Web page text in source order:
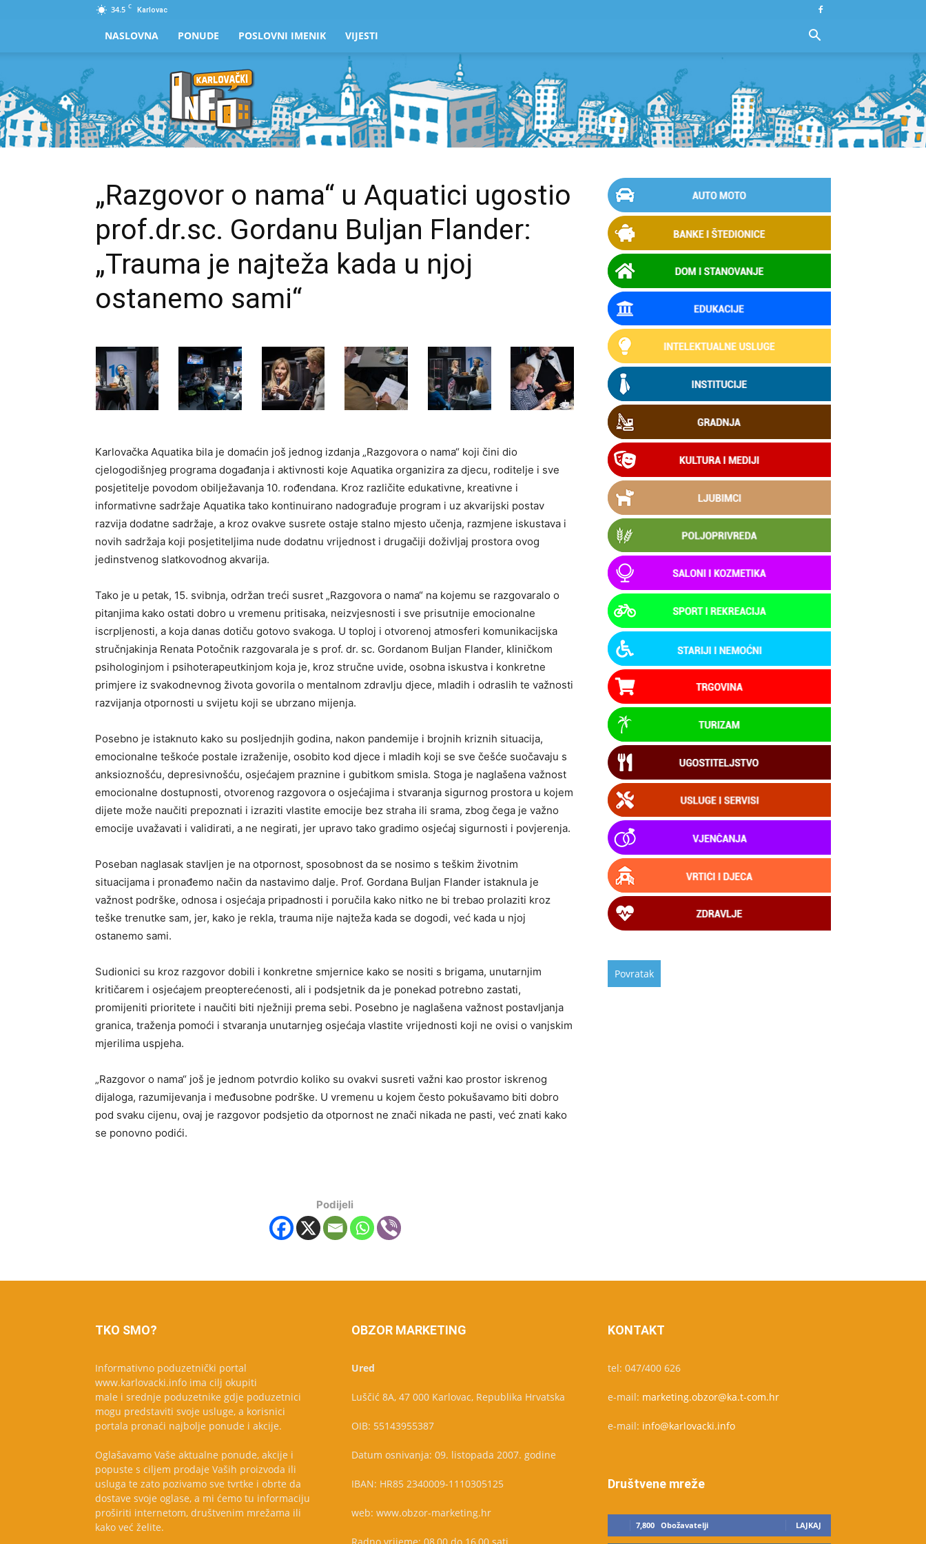
34.5 C Karlovac
NASLOVNA PONUDE POSLOVNI IMENIK VIJESTI
Karlovački
„Razgovor o nama“ u Aquatici ugostio
prof.dr.sc. Gordanu Buljan Flander:
„Trauma je najteža kada u njoj
ostanemo sami“
Karlovačka Aquatika bila je domaćin još jednog izdanja „Razgovora o nama“ koji čini dio
cjelogodišnjeg programa događanja i aktivnosti koje Aquatika organizira za djecu, roditelje i sve
posjetitelje povodom obilježavanja 10. rođendana. Kroz različite edukativne, kreativne i
informativne sadržaje Aquatika tako kontinuirano nadograđuje program i uz akvarijski postav
razvija dodatne sadržaje, a kroz ovakve susrete ostaje stalno mjesto učenja, razmjene iskustava i
novih sadržaja koji posjetiteljima nude dodatnu vrijednost i drugačiji doživljaj prostora ovog
jedinstvenog slatkovodnog akvarija.
Tako je u petak, 15. svibnja, održan treći susret „Razgovora o nama“ na kojemu se razgovaralo o
pitanjima kako ostati dobro u vremenu pritisaka, neizvjesnosti i sve prisutnije emocionalne
iscrpljenosti, a koja danas dotiču gotovo svakoga. U toploj i otvorenoj atmosferi komunikacijska
stručnjakinja Renata Potočnik razgovarala je s prof. dr. sc. Gordanom Buljan Flander, kliničkom
psihologinjom i psihoterapeutkinjom koja je, kroz stručne uvide, osobna iskustva i konkretne
primjere iz svakodnevnog života govorila o mentalnom zdravlju djece, mladih i odraslih te važnosti
razvijanja otpornosti u svijetu koji se ubrzano mijenja.
Posebno je istaknuto kako su posljednjih godina, nakon pandemije i brojnih kriznih situacija,
emocionalne teškoće postale izraženije, osobito kod djece i mladih koji se sve češće suočavaju s
anksioznošću, depresivnošću, osjećajem praznine i gubitkom smisla. Stoga je naglašena važnost
emocionalne dostupnosti, otvorenog razgovora o osjećajima i stvaranja sigurnog prostora u kojem
dijete može naučiti prepoznati i izraziti vlastite emocije bez straha ili srama, zbog čega je važno
emocije uvažavati i validirati, a ne negirati, jer upravo tako gradimo osjećaj sigurnosti i povjerenja.
Poseban naglasak stavljen je na otpornost, sposobnost da se nosimo s teškim životnim
situacijama i pronađemo način da nastavimo dalje. Prof. Gordana Buljan Flander istaknula je
važnost podrške, odnosa i osjećaja pripadnosti i poručila kako nitko ne bi trebao prolaziti kroz
teške trenutke sam, jer, kako je rekla, trauma nije najteža kada se dogodi, već kada u njoj
ostanemo sami.
Sudionici su kroz razgovor dobili i konkretne smjernice kako se nositi s brigama, unutarnjim
kritičarem i osjećajem preopterećenosti, ali i podsjetnik da je ponekad potrebno zastati,
promijeniti prioritete i naučiti biti nježniji prema sebi. Posebno je naglašena važnost postavljanja
granica, traženja pomoći i stvaranja unutarnjeg osjećaja vlastite vrijednosti koji ne ovisi o vanjskim
mjerilima uspjeha.
„Razgovor o nama“ još je jednom potvrdio koliko su ovakvi susreti važni kao prostor iskrenog
dijaloga, razumijevanja i međusobne podrške. U vremenu u kojem često pokušavamo biti dobro
pod svaku cijenu, ovaj je razgovor podsjetio da otpornost ne znači nikada ne pasti, već znati kako
se ponovno podići.
Podijeli
TKO SMO?
Informativno poduzetnički portal
www.karlovacki.info ima cilj okupiti
male i srednje poduzetnike gdje poduzetnici
mogu predstaviti svoje usluge, a korisnici
portala pronaći najbolje ponude i akcije.
Oglašavamo Vaše aktualne ponude, akcije i
popuste s ciljem prodaje Vaših proizvoda ili
usluga te zato pozivamo sve tvrtke i obrte da
dostave svoje oglase, a mi ćemo tu informaciju
proširiti internetom, društvenim mrežama ili
kako već želite.
OBZOR MARKETING
Ured
Luščić 8A, 47 000 Karlovac, Republika Hrvatska
OIB: 55143955387
Datum osnivanja: 09. listopada 2007. godine
IBAN: HR85 2340009-1110305125
web: www.obzor-marketing.hr
Radno vrijeme: 08,00 do 16,00 sati
KONTAKT
tel: 047/400 626
e-mail: marketing.obzor@ka.t-com.hr
e-mail: info@karlovacki.info
Društvene mreže
7,800 Obožavatelji LAJKAJ